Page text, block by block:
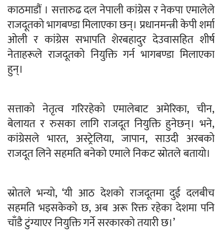
काठमाडौं । सत्तारुढ दल नेपाली कांग्रेस र नेकपा एमालेले
राजदूतको भागबण्डा मिलाएका छन्। प्रधानमन्त्री केपी शर्मा
ओली र कांग्रेस सभापति शेरबहादुर देउवासहित शीर्ष
नेताहरूले राजदूतको नियुक्ति गर्न भागबण्डा मिलाएका
हुन्।
सत्ताको नेतृत्व गरिरहेको एमालेबाट अमेरिका, चीन,
बेलायत र रुसका लागि राजदूत नियुक्ति हुनेछन्। भने,
कांग्रेसले भारत, अस्ट्रेलिया, जापान, साउदी अरबको
राजदूत लिने सहमति बनेको एमाले निकट स्रोतले बतायो।
स्रोतले भन्यो, ‘यी आठ देशको राजदूतमा दुई दलबीच
सहमति भइसकेको छ, अब अरू रिक्त रहेका देशमा पनि
चाँडै टुंग्याएर नियुक्ति गर्ने सरकारको तयारी छ।’